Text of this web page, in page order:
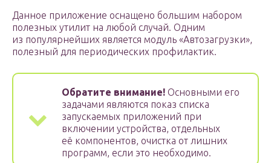
Данное приложение оснащено большим набором
полезных утилит на любой случай. Одним
из популярнейших является модуль «Автозагрузки»,
полезный для периодических профилактик.
Обратите внимание! Основными его
задачами являются показ списка
запускаемых приложений при
включении устройства, отдельных
её компонентов, очистка от лишних
программ, если это необходимо.